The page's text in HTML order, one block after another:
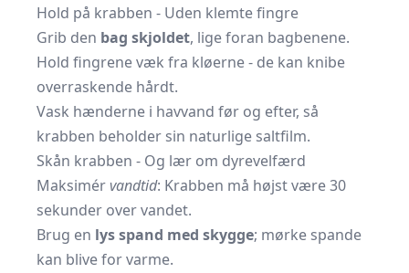
Hold på krabben - Uden klemte fingre
Grib den bag skjoldet, lige foran bagbenene.
Hold fingrene væk fra kløerne - de kan knibe
overraskende hårdt.
Vask hænderne i havvand før og efter, så
krabben beholder sin naturlige saltfilm.
Skån krabben - Og lær om dyrevelfærd
Maksimérvandtid: Krabben må højst være 30
sekunder over vandet.
Brug en lys spand med skygge; mørke spande
kan blive for varme.